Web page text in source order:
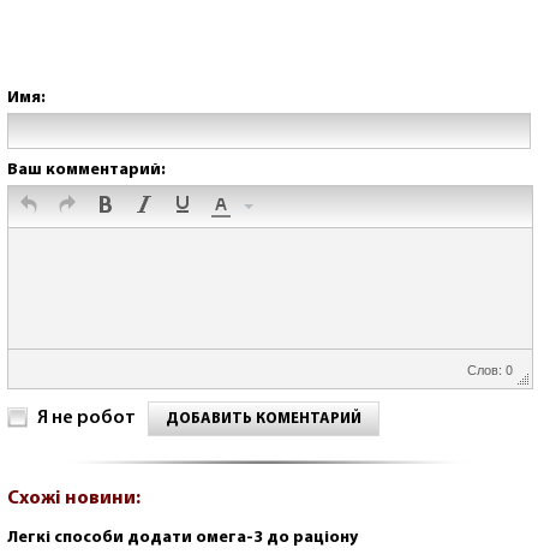
Имя:
Ваш комментарий:
Слов: 0
Я не робот ДОБАВИТЬ КОМЕНТАРИЙ
Схожі новини:
Легкі способи додати омега-3 до раціону